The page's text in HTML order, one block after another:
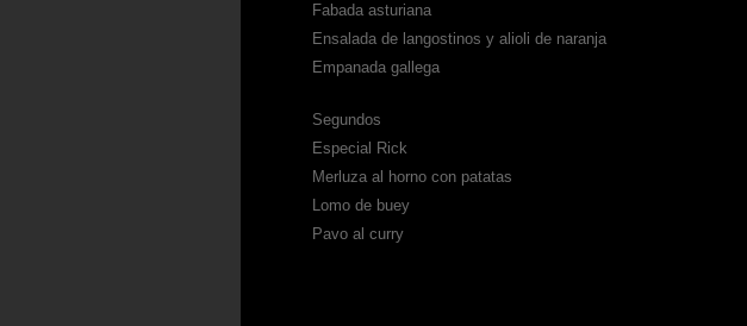
Fabada asturiana
Ensalada de langostinos y alioli de naranja
Empanada gallega
Segundos
Especial Rick
Merluza al horno con patatas
Lomo de buey
Pavo al curry